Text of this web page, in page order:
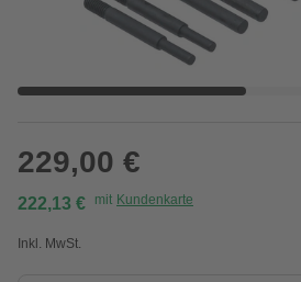
229,00 €
222,13 € mit Kundenkarte
Inkl. MwSt.